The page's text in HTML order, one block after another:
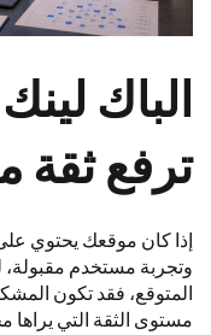
ترفع ثقة
إذا كان موقعك يحتوي
وتجربة مستخدم مقبولة،
المتوقع، فقد تكون
مستوى الثقة التي